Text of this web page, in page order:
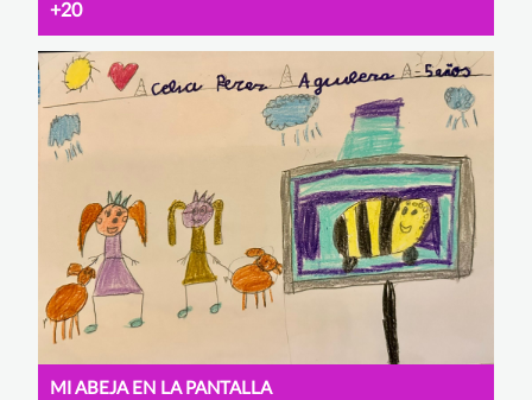
+20
MI ABEJA EN LA PANTALLA